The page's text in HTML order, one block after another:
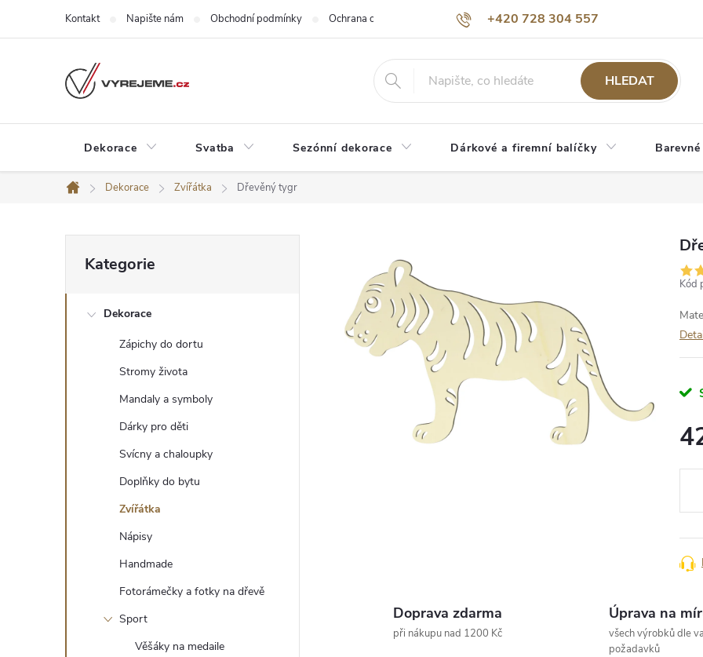
+420 728 304 557
Kontakt Napište nám Obchodní podmínky Ochrana osobních údajů O nás
HLEDAT
Dekorace Svatba Sezónní dekorace Dárkové a firemní balíčky
Domů
Dekorace Zvířátka Dřevěný tygr
o
kategorie
Kategorie
Dekorace
Zápichy do dortu
Stromy života
Mandaly a symboly
Dárky pro děti
Svícny a chaloupky
Doplňky do bytu
Zvířátka
Nápisy
Handmade
Fotorámečky a fotky na dřevě
Sport
Věšáky na medaile
Kód
Doprava zdarma
při nákupu nad 1200 Kč
Úprava na
všech výrobků dle
požadavků